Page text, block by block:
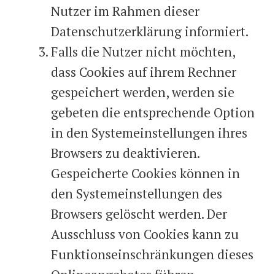
Nutzer im Rahmen dieser
Datenschutzerklärung informiert.
Falls die Nutzer nicht möchten,
dass Cookies auf ihrem Rechner
gespeichert werden, werden sie
gebeten die entsprechende Option
in den Systemeinstellungen ihres
Browsers zu deaktivieren.
Gespeicherte Cookies können in
den Systemeinstellungen des
Browsers gelöscht werden. Der
Ausschluss von Cookies kann zu
Funktionseinschränkungen dieses